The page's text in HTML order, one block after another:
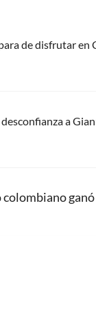
de disfrutar
desconfianza a